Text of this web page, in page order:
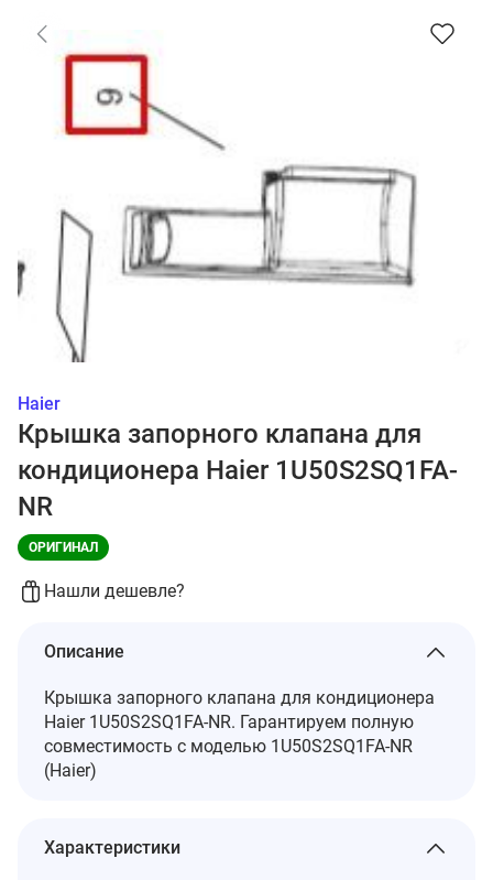
Haier
Крышка запорного клапана для
кондиционера Haier 1U50S2SQ1FA-
NR
ОРИГИНАЛ
Нашли дешевле?
Описание
Крышка запорного клапана для кондиционера
Haier 1U50S2SQ1FA-NR. Гарантируем полную
совместимость с моделью 1U50S2SQ1FA-NR
(Haier)
Характеристики